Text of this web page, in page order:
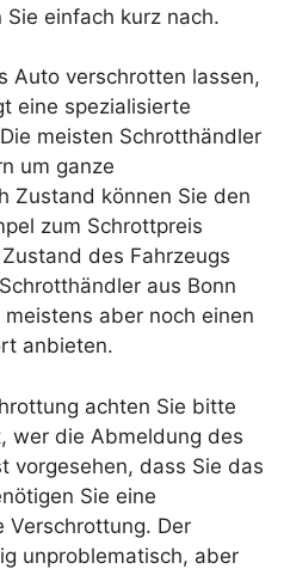
einfach kurz nach.
Auto verschrotten lassen,
eine spezialisierte
meisten Schrotthändler
um ganze
Zustand können Sie den
zum Schrottpreis
des Fahrzeugs
aus Bonn
aber noch einen
anbieten.
achten Sie bitte
wer die Abmeldung des
vorgesehen, dass Sie das
Sie eine
Verschrottung. Der
unproblematisch, aber